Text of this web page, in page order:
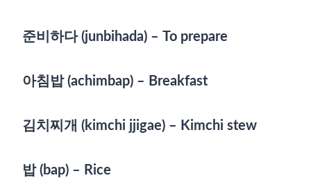
준비하다 (junbihada) – To prepare
아침밥 (achimbap) – Breakfast
김치찌개 (kimchi jjigae) – Kimchi stew
밥 (bap) – Rice